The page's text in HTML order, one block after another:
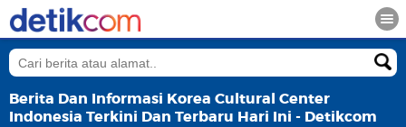
Berita Dan Informasi Korea Cultural Center
Indonesia Terkini Dan Terbaru Hari Ini - Detikcom